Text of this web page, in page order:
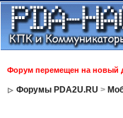
Форум перемещен на новый
Форумы PDA2U.RU >